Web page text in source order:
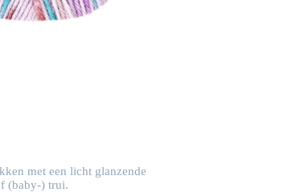
met een licht glanzende
(baby-) trui.